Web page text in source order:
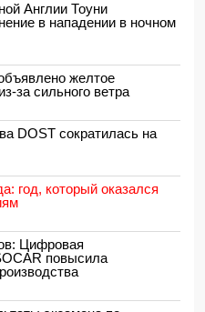
Англии Тоуни
в нападении в ночном
желтое
за сильного ветра
DOST сократилась на
год, который оказался
Цифровая
повысила